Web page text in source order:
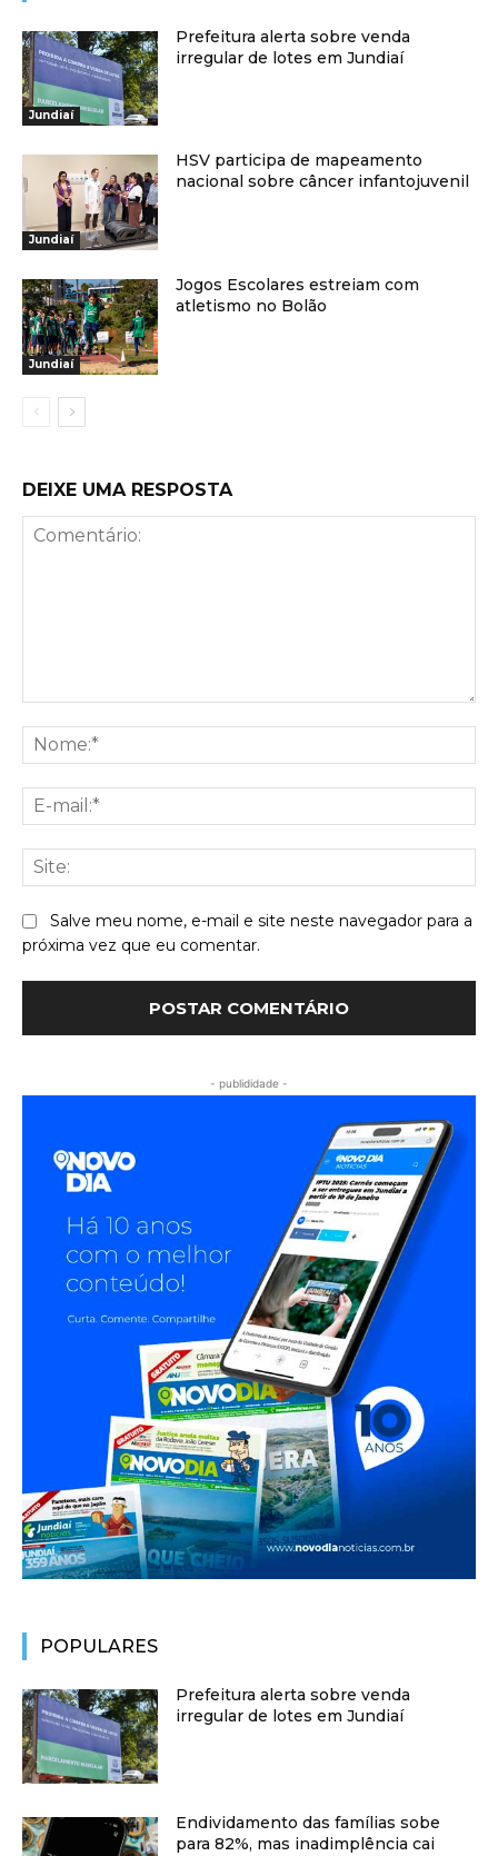
Jundiaí
Prefeitura alerta sobre venda
irregular de lotes em Jundiaí
Jundiaí
HSV participa de mapeamento
nacional sobre câncer infantojuvenil
Jundiaí
Jogos Escolares estreiam com
atletismo no Bolão
DEIXE UMA RESPOSTA
Salve meu nome, e-mail e site neste navegador para a
próxima vez que eu comentar.
- publididade -
POPULARES
Prefeitura alerta sobre venda
irregular de lotes em Jundiaí
Endividamento das famílias sobe
para 82%, mas inadimplência cai